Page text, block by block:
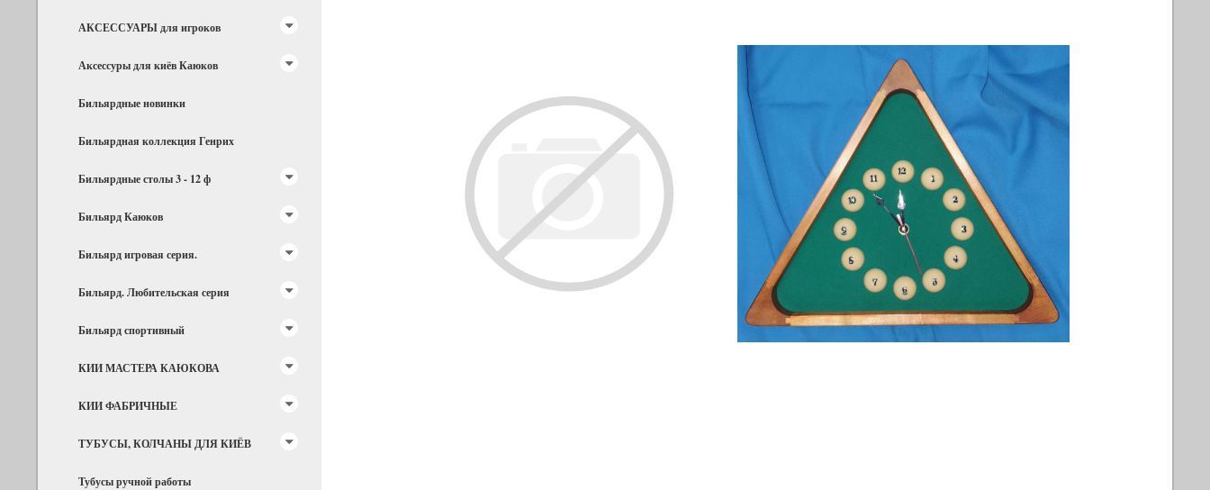
АКСЕССУАРЫ для игроков
Аксессуры для киёв Каюков
Бильярдные новинки
Бильярдная коллекция Генрих
Бильярдные столы 3 - 12 ф
Бильярд Каюков
Бильярд игровая серия.
Бильярд. Любительская серия
Бильярд спортивный
КИИ МАСТЕРА КАЮКОВА
КИИ ФАБРИЧНЫЕ
ТУБУСЫ, КОЛЧАНЫ ДЛЯ КИЁВ
Тубусы ручной работы